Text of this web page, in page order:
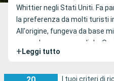
Whittier negli Stati Uniti. Fa
la preferenza da molti turisti
All'origine, fungeva da base
seconda guerra mondiale.
passeggeri delle crociere
immortalare. Quando si
+ Leggi tutto
I tuoi criteri di